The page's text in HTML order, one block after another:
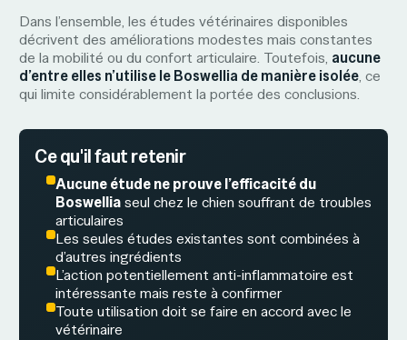
Dans l’ensemble, les études vétérinaires disponibles
décrivent des améliorations modestes mais constantes
de la mobilité ou du confort articulaire. Toutefois, aucune
d’entre elles n’utilise le Boswellia de manière isolée, ce
qui limite considérablement la portée des conclusions.
Ce qu'il faut retenir
Aucune étude ne prouve l’efficacité du
Boswelliaseul chez le chien souffrant de troubles
articulaires
Les seules études existantes sont combinées à
d’autres ingrédients
L’action potentiellement anti-inflammatoire est
intéressante mais reste à confirmer
Toute utilisation doit se faire en accord avec le
vétérinaire